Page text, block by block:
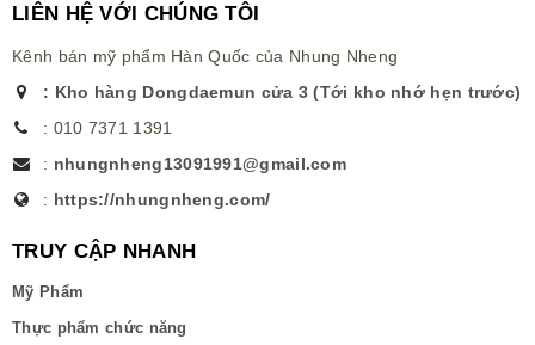
LIÊN HỆ VỚI CHÚNG TÔI
Kênh bán mỹ phẩm Hàn Quốc của Nhung Nheng
: Kho hàng Dongdaemun cửa 3 (Tới kho nhớ hẹn trước)
: 010 7371 1391
: nhungnheng13091991@gmail.com
: https://nhungnheng.com/
TRUY CẬP NHANH
Mỹ Phẩm
Thực phẩm chức năng